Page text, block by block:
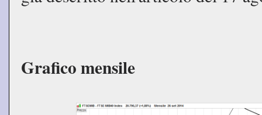
Grafico mensile